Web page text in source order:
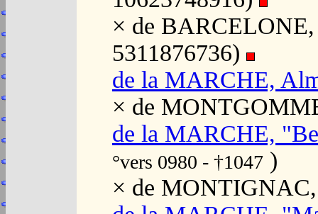
× de BARCELONE,
5311876736)
de la MARCHE,
× de
de la MARCHE,
°vers 0980 - †1047 )
× de